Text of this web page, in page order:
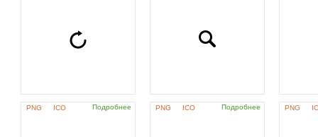
PNG ICO Подробнее PNG ICO Подробнее PNG